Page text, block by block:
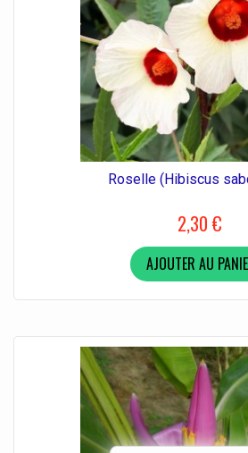
Roselle (Hibiscus
2,30 €
AJOUTER AU